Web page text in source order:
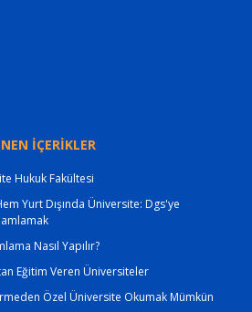
İÇERİKLER
Hukuk Fakültesi
Yurt Dışında Üniversite: Dgs'ye
Nasıl Yapılır?
Eğitim Veren Üniversiteler
Özel Üniversite Okumak Mümkün